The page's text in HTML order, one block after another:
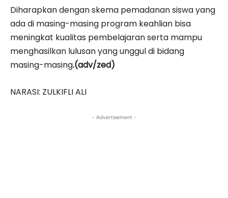
Diharapkan dengan skema pemadanan siswa yang
ada di masing-masing program keahlian bisa
meningkat kualitas pembelajaran serta mampu
menghasilkan lulusan yang unggul di bidang
masing-masing.(adv/zed)
NARASI: ZULKIFLI ALI
- Advertisement -